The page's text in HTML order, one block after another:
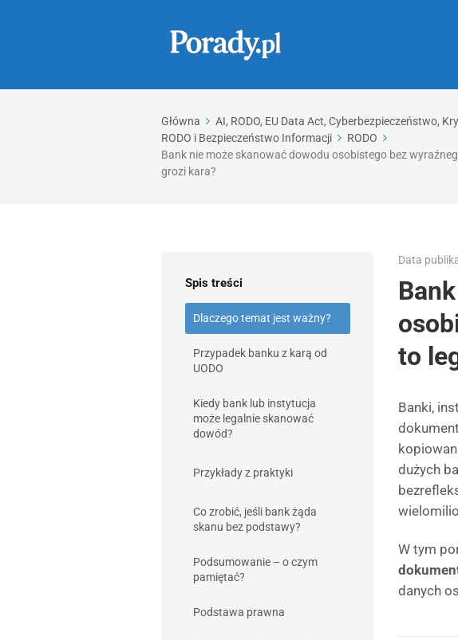
Główna
AI, RODO, EU Data Act, Cyberbezpieczeństwo,
RODO i Bezpieczeństwo Informacji
RODO
Bank nie może skanować dowodu osobistego bez
grozi kara?
Spis treści
Dlaczego temat jest ważny?
Przypadek banku z karą od
UODO
Kiedy bank lub instytucja
może legalnie skanować
dowód?
Przykłady z praktyki
Co zrobić, jeśli bank żąda
skanu bez podstawy?
Podsumowanie – o czym
pamiętać?
Podstawa prawna
Data
to
Banki,
dużych
W tym
danych